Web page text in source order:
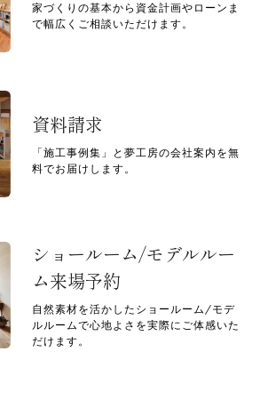
家づくりの基本から資金計画やローンま
で幅広くご相談いただけます。
資料請求
「施工事例集」と夢工房の会社案内を無
料でお届けします。
ショールーム/モデルルー
ム来場予約
自然素材を活かしたショールーム/モデ
ルルームで心地よさを実際にご体感いた
だけます。